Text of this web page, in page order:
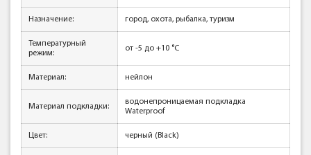
Назначение: город, охота, рыбалка, туризм
Температурный
режим:
от -5 до +10 °C
Материал: нейлон
Материал подкладки:
водонепроницаемая подкладка
Waterproof
Цвет: черный (Black)